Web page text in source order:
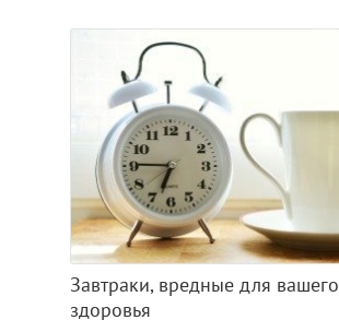
Завтраки, вредные для вашего
здоровья